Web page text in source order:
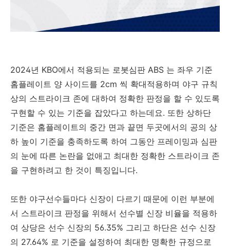
2024년 KBO에서 적용되는 로봇심판 ABS 는 좌우 기준
홈플레이트 양 사이드를 2cm 씩 확대적용하며 야구 규칙
상의 스트라이크 존에 대하여 정확한 판정을 할 수 있도록
구현할 수 있는 기준을 잡았다고 하는데요. 또한 상하단
기준은 홈플레이트의 중간 면과 끝면 두곳에서의 공의 상
하 높이 기준을 충족하도록 하여 그동안 프레이밍과 심판
의 눈에 따른 논란을 없애고 최대한 정확한 스트라이크 존
을 구현하려고 한 것이 특징입니다.
또한 야구선수들마다 신장이 다르기 때문에 이런 부분에
서 스트라이크 판정을 위해서 선수별 신장 비율을 적용하
여 상당은 선수 신장의 56.35% 그리고 하단은 선수 신장
의 27.64% 로 기준을 설정하여 최대한 명확한 규정으로